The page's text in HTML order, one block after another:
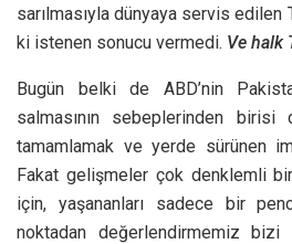
sarılmasıyla dünyaya servis edilen
ki istenen sonucu vermedi. Ve halk
Bugün belki de ABD’nin
salmasının sebeplerinden birisi
tamamlamak ve yerde sürünen
Fakat gelişmeler çok denklemli
için, yaşananları sadece bir
noktadan değerlendirmemiz bizi